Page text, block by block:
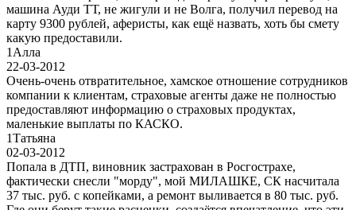
машина Ауди ТТ, не жигули и не Волга, получил перевод на
карту 9300 рублей, аферисты, как ещё назвать, хоть бы смету
какую предоставили.
1 Алла
22-03-2012
Очень-очень отвратительное, хамское отношение сотрудников
компании к клиентам, страховые агенты даже не полностью
предоставляют информацию о страховых продуктах,
маленькие выплаты по КАСКО.
1Татьяна
02-03-2012
Попала в ДТП, виновник застрахован в Росгострахе,
фактически снесли "морду", мой МИЛАШКЕ, СК насчитала
37 тыс. руб. с копейками, а ремонт выливается в 80 тыс. руб.